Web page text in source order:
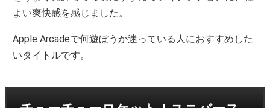
よい爽快感を感じました。
Apple Arcadeで何遊ぼうか迷っている人におすすめした
いタイトルです。